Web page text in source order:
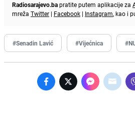
Radiosarajevo.bapratite putem aplikacije za
mreža Twitter | Facebook | Instagram, kao i
#Senadin Lavić #Vijećnica